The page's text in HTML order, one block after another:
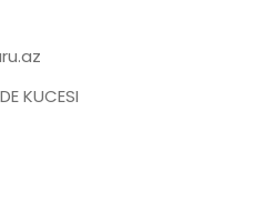
KUCESI